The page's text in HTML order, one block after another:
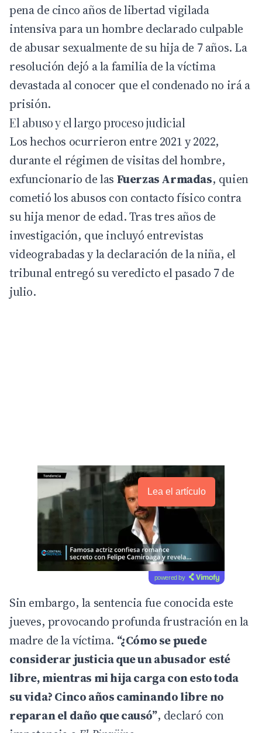
pena de cinco años de libertad vigilada
intensiva para un hombre declarado culpable
de abusar sexualmente de su hija de 7 años. La
resolución dejó a la familia de la víctima
devastada al conocer que el condenado no irá a
prisión.
El abuso y el largo proceso judicial
Los hechos ocurrieron entre 2021 y 2022,
durante el régimen de visitas del hombre,
exfuncionario de las Fuerzas Armadas, quien
cometió los abusos con contacto físico contra
su hija menor de edad. Tras tres años de
investigación, que incluyó entrevistas
videograbadas y la declaración de la niña, el
tribunal entregó su veredicto el pasado 7 de
julio.
Lea el artículo
powered by
Sin embargo, la sentencia fue conocida este
jueves, provocando profunda frustración en la
madre de la víctima. “¿Cómo se puede
considerar justicia que un abusador esté
libre, mientras mi hija carga con esto toda
su vida? Cinco años caminando libre no
reparan el daño que causó”, declaró con